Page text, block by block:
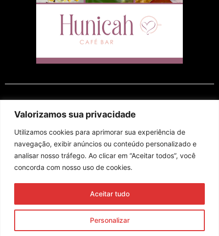
Valorizamos sua privacidade
Utilizamos cookies para aprimorar sua experiência de
navegação, exibir anúncios ou conteúdo personalizado e
analisar nosso tráfego. Ao clicar em “Aceitar todos”, você
concorda com nosso uso de cookies.
Personalizar
Aceitar tudo
EM CARTAZ
Assine nossa newsletter
Enviar